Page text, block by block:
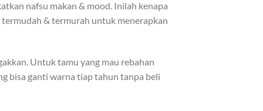
nafsu makan & mood. Inilah kenapa
& termurah untuk menerapkan
Untuk tamu yang mau rebahan
bisa ganti warna tiap tahun tanpa beli